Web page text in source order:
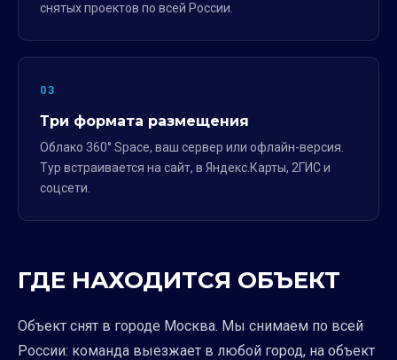
снятых проектов по всей России.
03
Три формата размещения
Облако 360° Space, ваш сервер или офлайн-версия.
Тур встраивается на сайт, в Яндекс.Карты, 2ГИС и
соцсети.
ГДЕ НАХОДИТСЯ ОБЪЕКТ
Объект снят в городе Москва. Мы снимаем по всей
России: команда выезжает в любой город, на объект